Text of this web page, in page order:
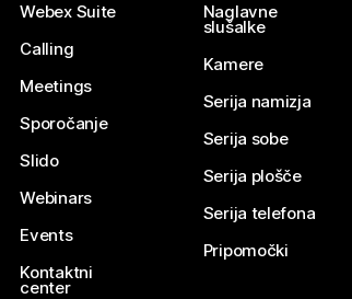
Webex Suite
Calling
Meetings
Sporočanje
Slido
Webinars
Events
Kontaktni
center
Naglavne
slušalke
Kamere
Serija namizja
Serija sobe
Serija plošče
Serija telefona
Pripomočki